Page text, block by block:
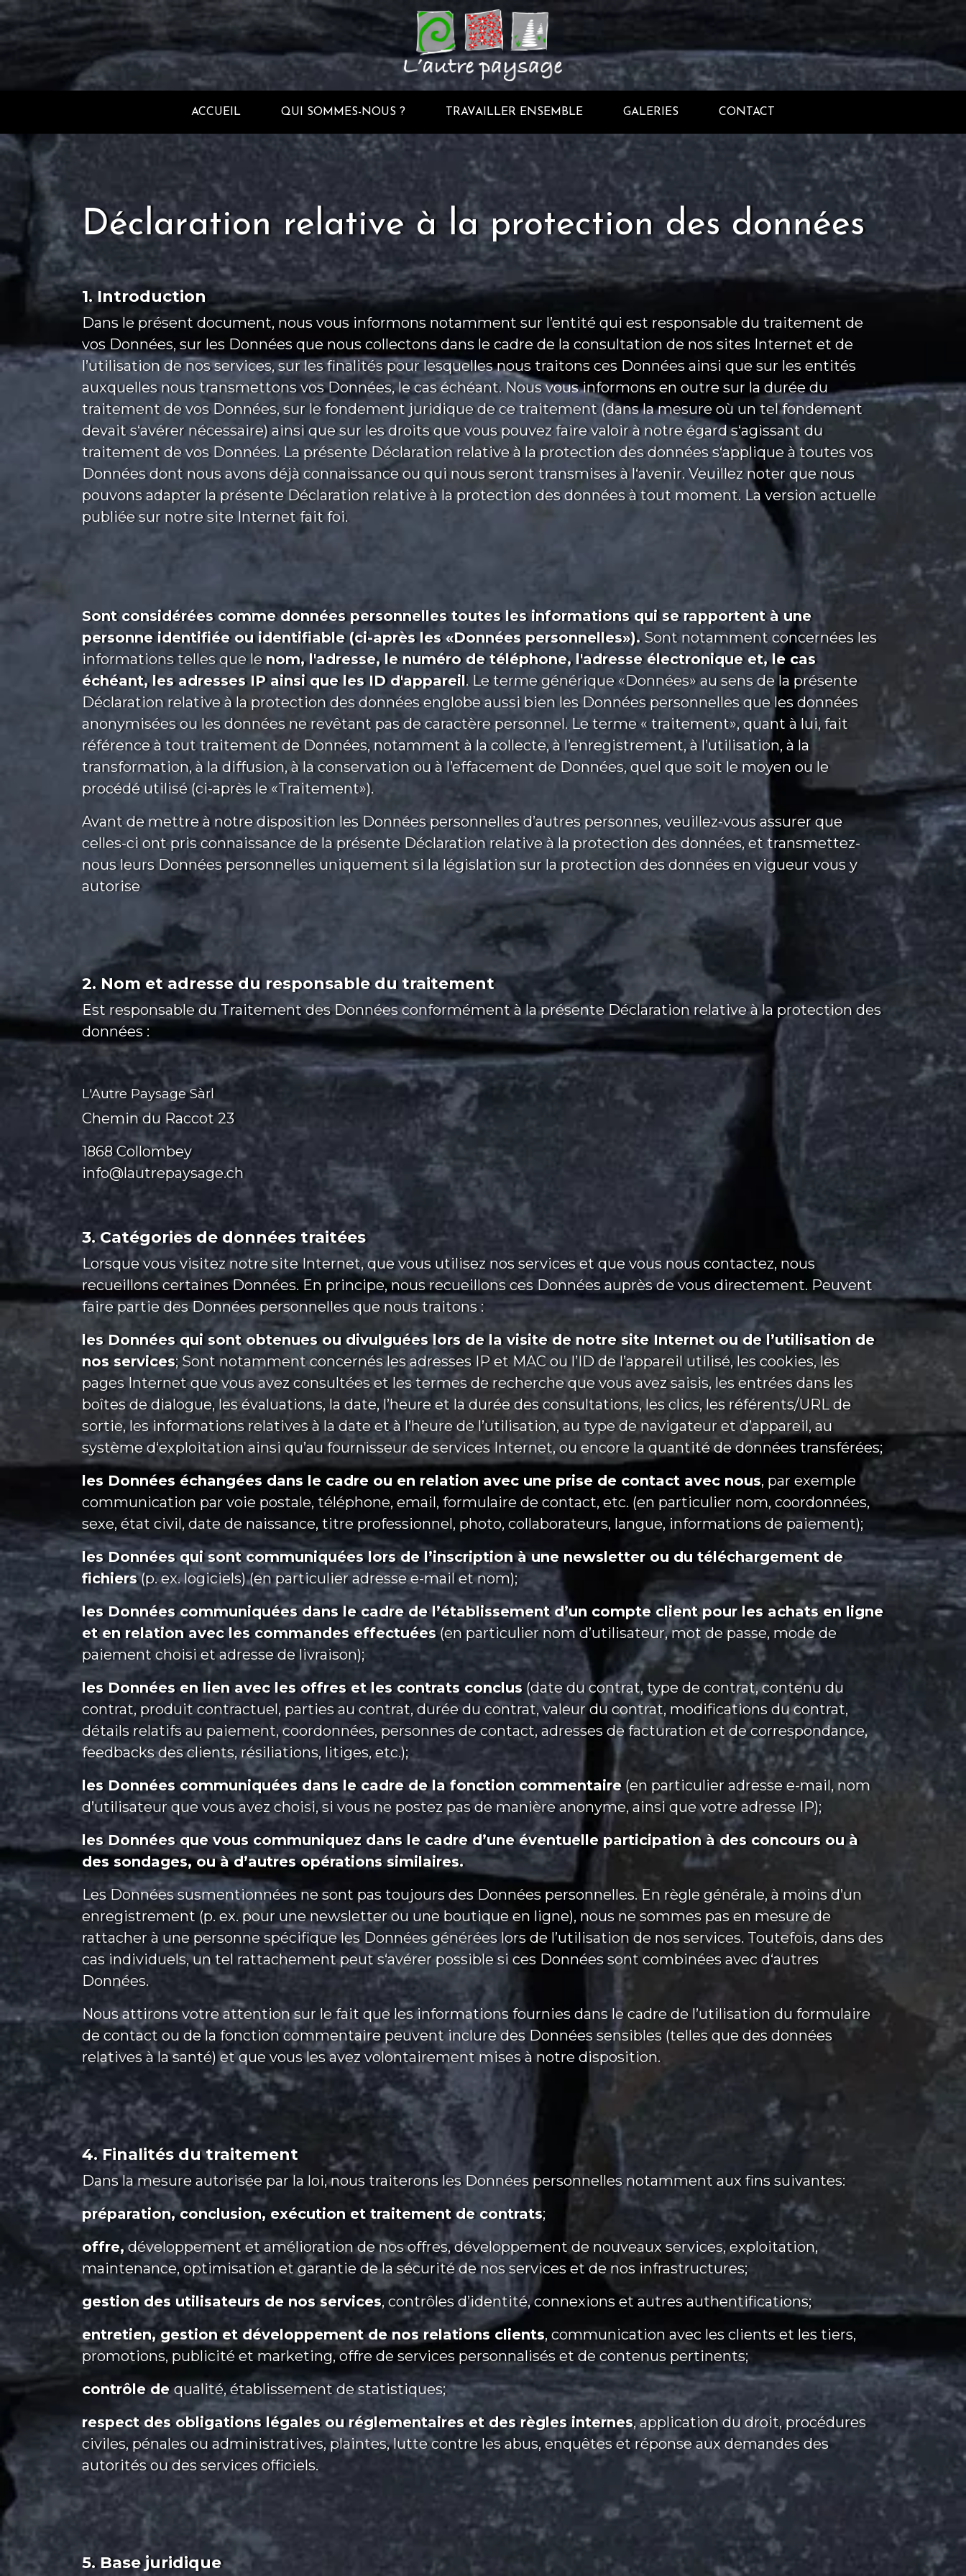
ACCUEIL QUI SOMMES-NOUS ? TRAVAILLER ENSEMBLE GALERIES CONTACT
Déclaration relative à la protection des données
1. Introduction
Dans le présent document, nous vous informons notamment sur l’entité qui est responsable du traitement de
vos Données, sur les Données que nous collectons dans le cadre de la consultation de nos sites Internet et de
l’utilisation de nos services, sur les finalités pour lesquelles nous traitons ces Données ainsi que sur les entités
auxquelles nous transmettons vos Données, le cas échéant. Nous vous informons en outre sur la durée du
traitement de vos Données, sur le fondement juridique de ce traitement (dans la mesure où un tel fondement
devait s‘avérer nécessaire) ainsi que sur les droits que vous pouvez faire valoir à notre égard s‘agissant du
traitement de vos Données. La présente Déclaration relative à la protection des données s‘applique à toutes vos
Données dont nous avons déjà connaissance ou qui nous seront transmises à l‘avenir. Veuillez noter que nous
pouvons adapter la présente Déclaration relative à la protection des données à tout moment. La version actuelle
publiée sur notre site Internet fait foi.
Sont considérées comme données personnelles toutes les informations qui se rapportent à une
personne identifiée ou identifiable (ci-après les «Données personnelles»).Sont notamment concernées les
informations telles que lenom, l'adresse, le numéro de téléphone, l'adresse électronique et, le cas
échéant, les adresses IP ainsi que les ID d'appareil. Le terme générique «Données» au sens de la présente
Déclaration relative à la protection des données englobe aussi bien les Données personnelles que les données
anonymisées ou les données ne revêtant pas de caractère personnel. Le terme « traitement», quant à lui, fait
référence à tout traitement de Données, notamment à la collecte, à l’enregistrement, à l’utilisation, à la
transformation, à la diffusion, à la conservation ou à l’effacement de Données, quel que soit le moyen ou le
procédé utilisé (ci-après le «Traitement»).
Avant de mettre à notre disposition les Données personnelles d’autres personnes, veuillez-vous assurer que
celles-ci ont pris connaissance de la présente Déclaration relative à la protection des données, et transmettez-
nous leurs Données personnelles uniquement si la législation sur la protection des données en vigueur vous y
autorise
2. Nom et adresse du responsable du traitement
Est responsable du Traitement des Données conformément à la présente Déclaration relative à la protection des
données :
L'Autre Paysage Sàrl
Chemin du Raccot 23
1868 Collombey
info@lautrepaysage.ch
3. Catégories de données traitées
Lorsque vous visitez notre site Internet, que vous utilisez nos services et que vous nous contactez, nous
recueillons certaines Données. En principe, nous recueillons ces Données auprès de vous directement. Peuvent
faire partie des Données personnelles que nous traitons :
les Données qui sont obtenues ou divulguées lors de la visite de notre site Internet ou de l’utilisation de
nos services; Sont notamment concernés les adresses IP et MAC ou l’ID de l’appareil utilisé, les cookies, les
pages Internet que vous avez consultées et les termes de recherche que vous avez saisis, les entrées dans les
boîtes de dialogue, les évaluations, la date, l’heure et la durée des consultations, les clics, les référents/URL de
sortie, les informations relatives à la date et à l’heure de l’utilisation, au type de navigateur et d’appareil, au
système d‘exploitation ainsi qu’au fournisseur de services Internet, ou encore la quantité de données transférées;
les Données échangées dans le cadre ou en relation avec une prise de contact avec nous, par exemple
communication par voie postale, téléphone, email, formulaire de contact, etc. (en particulier nom, coordonnées,
sexe, état civil, date de naissance, titre professionnel, photo, collaborateurs, langue, informations de paiement);
les Données qui sont communiquées lors de l’inscription à une newsletter ou du téléchargement de
fichiers(p. ex. logiciels) (en particulier adresse e-mail et nom);
les Données communiquées dans le cadre de l’établissement d’un compte client pour les achats en ligne
et en relation avec les commandes effectuées(en particulier nom d’utilisateur, mot de passe, mode de
paiement choisi et adresse de livraison);
les Données en lien avec les offres et les contrats conclus(date du contrat, type de contrat, contenu du
contrat, produit contractuel, parties au contrat, durée du contrat, valeur du contrat, modifications du contrat,
détails relatifs au paiement, coordonnées, personnes de contact, adresses de facturation et de correspondance,
feedbacks des clients, résiliations, litiges, etc.);
les Données communiquées dans le cadre de la fonction commentaire(en particulier adresse e-mail, nom
d’utilisateur que vous avez choisi, si vous ne postez pas de manière anonyme, ainsi que votre adresse IP);
les Données que vous communiquez dans le cadre d’une éventuelle participation à des concours ou à
des sondages, ou à d’autres opérations similaires.
Les Données susmentionnées ne sont pas toujours des Données personnelles. En règle générale, à moins d’un
enregistrement (p. ex. pour une newsletter ou une boutique en ligne), nous ne sommes pas en mesure de
rattacher à une personne spécifique les Données générées lors de l’utilisation de nos services. Toutefois, dans des
cas individuels, un tel rattachement peut s‘avérer possible si ces Données sont combinées avec d‘autres
Données.
Nous attirons votre attention sur le fait que les informations fournies dans le cadre de l’utilisation du formulaire
de contact ou de la fonction commentaire peuvent inclure des Données sensibles (telles que des données
relatives à la santé) et que vous les avez volontairement mises à notre disposition.
4. Finalités du traitement
Dans la mesure autorisée par la loi, nous traiterons les Données personnelles notamment aux fins suivantes:
préparation, conclusion, exécution et traitement de contrats;
offre,développement et amélioration de nos offres, développement de nouveaux services, exploitation,
maintenance, optimisation et garantie de la sécurité de nos services et de nos infrastructures;
gestion des utilisateurs de nos services, contrôles d’identité, connexions et autres authentifications;
entretien, gestion et développement de nos relations clients, communication avec les clients et les tiers,
promotions, publicité et marketing, offre de services personnalisés et de contenus pertinents;
contrôle dequalité, établissement de statistiques;
respect des obligations légales ou réglementaires et des règles internes, application du droit, procédures
civiles, pénales ou administratives, plaintes, lutte contre les abus, enquêtes et réponse aux demandes des
autorités ou des services officiels.
5. Base juridique